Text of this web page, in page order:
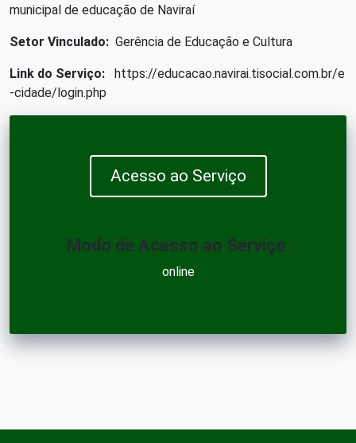
municipal de educação de Naviraí
Setor Vinculado: Gerência de Educação e Cultura
Link do Serviço: https://educacao.navirai.tisocial.com.br/e
-cidade/login.php
Acesso ao Serviço
Modo de Acesso ao Serviço:
online